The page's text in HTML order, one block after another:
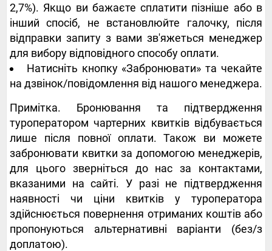
2,7%). Якщо ви бажаєте сплатити пізніше або в
інший спосіб, не встановлюйте галочку, після
відправки запиту з вами зв'яжеться менеджер
для вибору відповідного способу оплати.
Натисніть кнопку «Забронювати» та чекайте
на дзвінок/повідомлення від нашого менеджера.
Примітка. Бронювання та підтвердження
туроператором чартерних квитків відбувається
лише після повної оплати. Також ви можете
забронювати квитки за допомогою менеджерів,
для цього зверніться до нас за контактами,
вказаними на сайті. У разі не підтвердження
наявності чи ціни квитків у туроператора
здійснюється повернення отриманих коштів або
пропонуються альтернативні варіанти (без/з
доплатою).